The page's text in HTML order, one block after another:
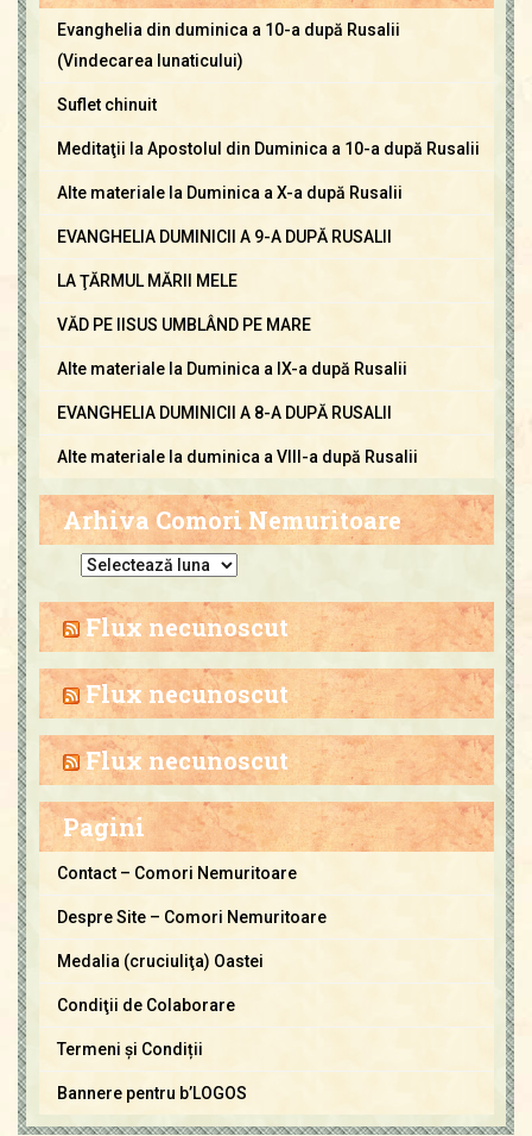
Evanghelia din duminica a 10-a după Rusalii
(Vindecarea lunaticului)
Suflet chinuit
Meditaţii la Apostolul din Duminica a 10-a după Rusalii
Alte materiale la Duminica a X-a după Rusalii
EVANGHELIA DUMINICII A 9-A DUPĂ RUSALII
LA ŢĂRMUL MĂRII MELE
VĂD PE IISUS UMBLÂND PE MARE
Alte materiale la Duminica a IX-a după Rusalii
EVANGHELIA DUMINICII A 8-A DUPĂ RUSALII
Alte materiale la duminica a VIII-a după Rusalii
Arhiva Comori Nemuritoare
h
i
a
C
o
m
i
u
Flux necunoscut
Flux necunoscut
Flux necunoscut
Pagini
Contact – Comori Nemuritoare
Despre Site – Comori Nemuritoare
Medalia (cruciuliţa) Oastei
Condiţii de Colaborare
Termeni și Condiții
Bannere pentru b’LOGOS